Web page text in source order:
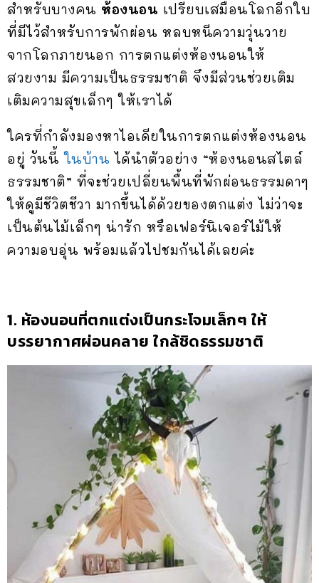
สำหรับบางคน ห้องนอน เปรียบเสมือนโลกอีกใบ
ที่มีไว้สำหรับการพักผ่อน หลบหนีความวุ่นวาย
จากโลกภายนอก การตกแต่งห้องนอนให้
สวยงาม มีความเป็นธรรมชาติ จึงมีส่วนช่วยเติม
เติมความสุขเล็กๆ ให้เราได้
ใครที่กำลังมองหาไอเดียในการตกแต่งห้องนอน
อยู่ วันนี้ในบ้าน ได้นำตัวอย่าง “ห้องนอนสไตล์
ธรรมชาติ” ที่จะช่วยเปลี่ยนพื้นที่พักผ่อนธรรมดาๆ
ให้ดูมีชีวิตชีวา มากขึ้นได้ด้วยของตกแต่ง ไม่ว่าจะ
เป็นต้นไม้เล็กๆ น่ารัก หรือเฟอร์นิเจอร์ไม้ให้
ความอบอุ่น พร้อมแล้วไปชมกันได้เลยค่ะ
1. ห้องนอนที่ตกแต่งเป็นกระโจมเล็กๆ ให้
บรรยากาศผ่อนคลาย ใกล้ชิดธรรมชาติ